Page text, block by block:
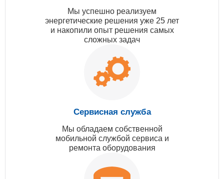
Мы успешно реализуем
энергетические решения уже 25 лет
и накопили опыт решения самых
сложных задач
Сервисная служба
Мы обладаем собственной
мобильной службой сервиса и
ремонта оборудования